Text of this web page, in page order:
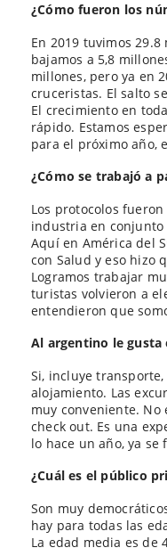
¿Cómo fueron los
En 2019 tuvimos
bajamos a 5,8
millones, pero ya en
cruceristas. El salto
El crecimiento en
rápido. Estamos
para el próximo año,
¿Cómo se trabajó a
Los protocolos
industria en conjunto
Aquí en América del
con Salud y eso hizo
Logramos trabajar
turistas volvieron a
entendieron que
Al argentino le
Si, incluye
alojamiento. Las
muy conveniente. No
check out. Es una
lo hace un año, ya se
¿Cuál es el público
Son muy
hay para todas las
La edad media es de